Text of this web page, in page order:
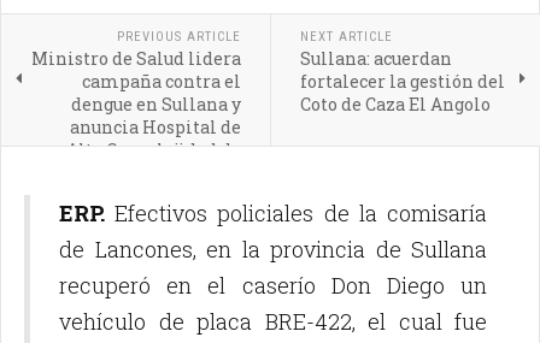
PREVIOUS ARTICLE
Ministro de Salud lidera
campaña contra el
dengue en Sullana y
anuncia Hospital de
Alta Complejidad de
NEXT ARTICLE
Sullana: acuerdan
fortalecer la gestión del
Coto de Caza El Angolo
ERP. Efectivos policiales de la comisaría
de Lancones, en la provincia de Sullana
recuperó en el caserío Don Diego un
vehículo de placa BRE-422, el cual fue